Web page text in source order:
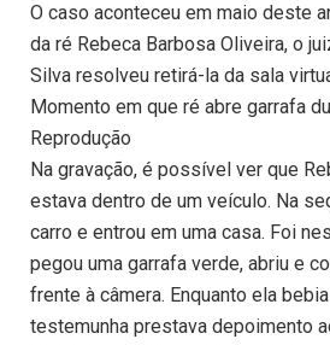
O caso aconteceu em maio deste
da ré Rebeca Barbosa Oliveira, o
Silva resolveu retirá-la da sala
Momento em que ré abre garrafa
Reprodução
Na gravação, é possível ver que
estava dentro de um veículo. Na
carro e entrou em uma casa. Foi
pegou uma garrafa verde, abriu e
frente à câmera. Enquanto ela
testemunha prestava depoimento